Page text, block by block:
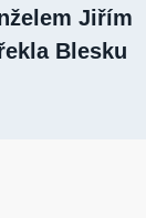
Jiřím
Blesku